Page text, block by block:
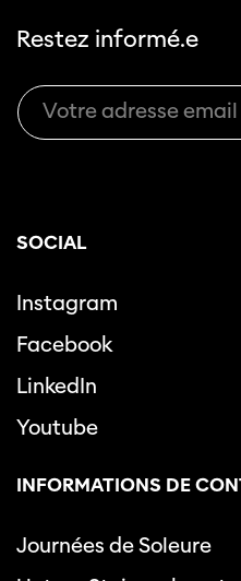
Restez informé.e
SOCIAL
Instagram
Facebook
LinkedIn
Youtube
INFORMATIONS DE
Journées de Soleure